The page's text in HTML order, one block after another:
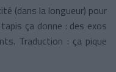
(dans la longueur) pour
ça donne : des exos
Traduction : ça pique